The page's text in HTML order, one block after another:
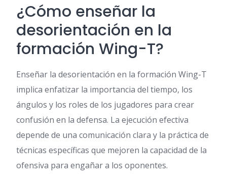
¿Cómo enseñar la
desorientación en la
formación Wing-T?
Enseñar la desorientación en la formación Wing-T
implica enfatizar la importancia del tiempo, los
ángulos y los roles de los jugadores para crear
confusión en la defensa. La ejecución efectiva
depende de una comunicación clara y la práctica de
técnicas específicas que mejoren la capacidad de la
ofensiva para engañar a los oponentes.